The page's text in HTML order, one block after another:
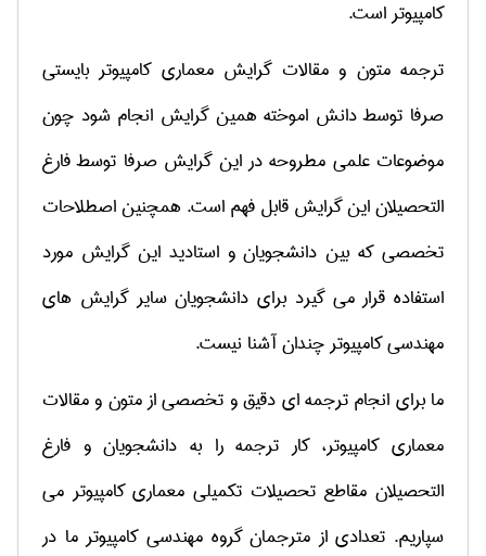
کامپیوتر است.
ترجمه متون و مقالات گرایش معماری کامپیوتر بایستی
صرفا توسط دانش اموخته همین گرایش انجام شود چون
موضوعات علمی مطروحه در این گرایش صرفا توسط فارغ
التحصیلان این گرایش قابل فهم است. همچنین اصطلاحات
تخصصی که بین دانشجویان و استادید این گرایش مورد
استفاده قرار می گیرد برای دانشجویان سایر گرایش های
مهندسی کامپیوتر چندان آشنا نیست.
ما برای انجام ترجمه ای دقیق و تخصصی از متون و مقالات
معماری کامپیوتر، کار ترجمه را به دانشجویان و فارغ
التحصیلان مقاطع تحصیلات تکمیلی معماری کامپیوتر می
سپاریم. تعدادی از مترجمان گروه مهندسی کامپیوتر ما در